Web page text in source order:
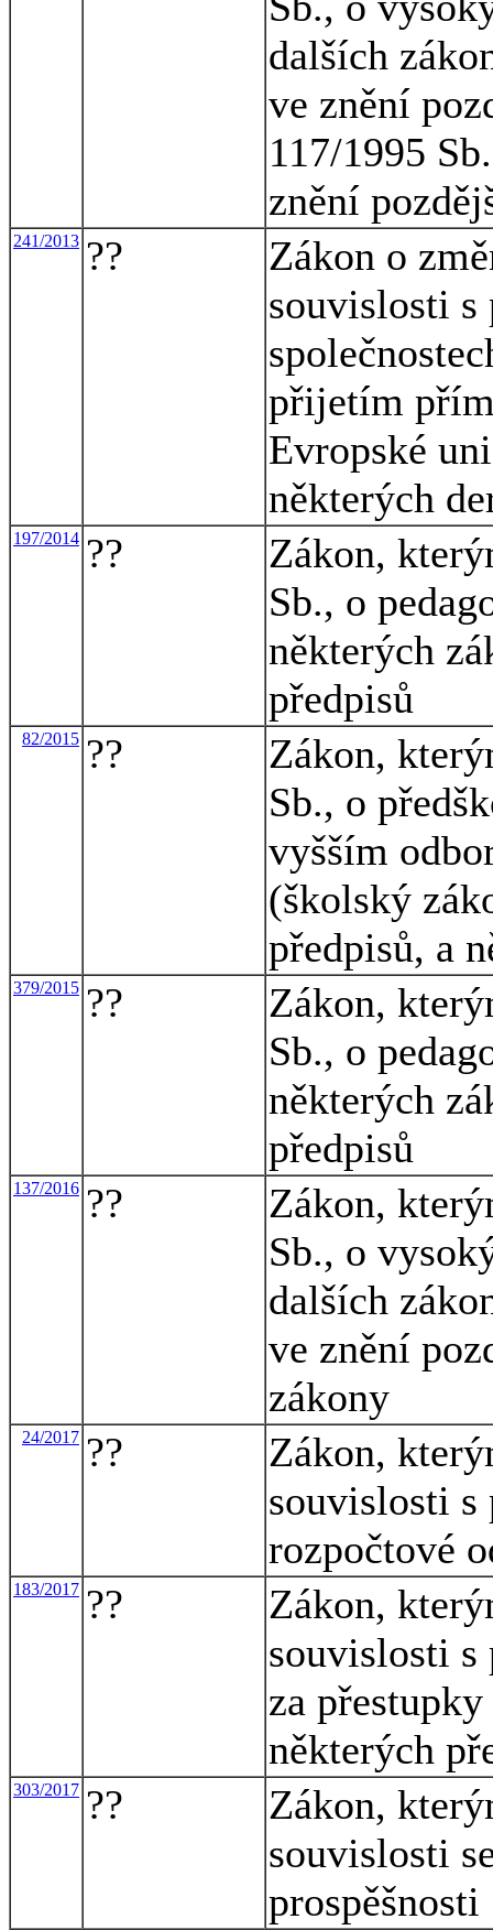
dalších
ve znění
117/1995
znění
241/2013 ??
Zákon o
souvislosti
přijetím
Evropské
některých
197/2014 ??
Zákon,
Sb., o
některých
předpisů
82/2015 ??
Zákon,
Sb., o
vyšším
(školský
předpisů, a
379/2015 ??
Zákon,
Sb., o
některých
předpisů
137/2016 ??
Zákon,
Sb., o
dalších
ve znění
zákony
24/2017 ??
Zákon,
souvislosti
rozpočtové
183/2017 ??
Zákon,
souvislosti s
za
některých
303/2017 ??
Zákon,
souvislosti
prospěšnosti